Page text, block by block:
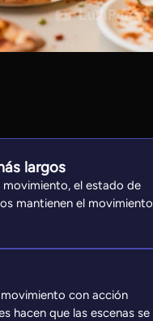
largos
el estado de
mantienen el movimiento
con acción
hacen que las escenas se